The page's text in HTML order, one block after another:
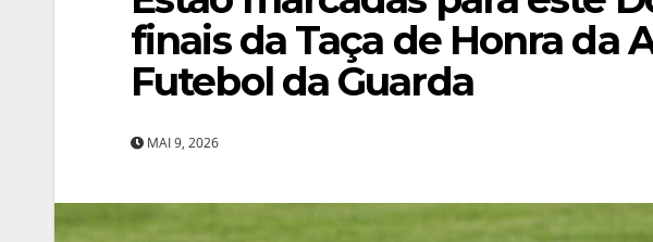
finais da Taça de Honra da
Futebol da Guarda
MAI 9, 2026